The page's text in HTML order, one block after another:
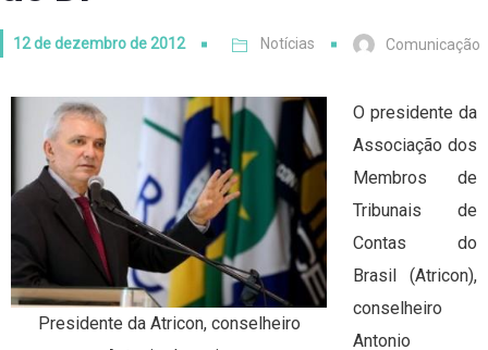
12 de dezembro de 2012 Notícias Comunicação
Presidente da Atricon, conselheiro
O presidente da
Associação dos
Membros de
Tribunais de
Contas do
Brasil (Atricon),
conselheiro
Antonio